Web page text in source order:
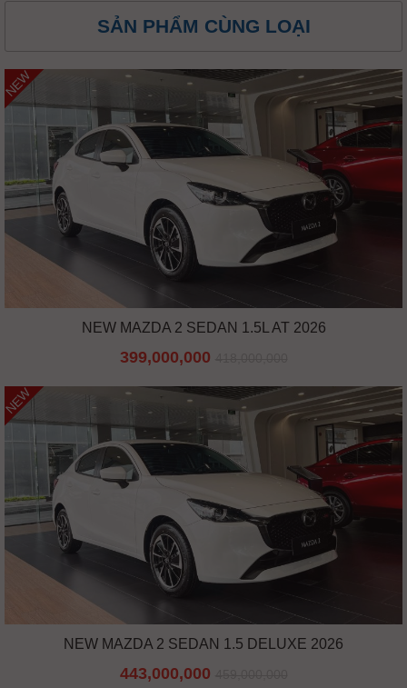
SẢN PHẨM CÙNG LOẠI
NEW
NEW MAZDA 2 SEDAN 1.5L AT 2026
399,000,000
NEW
NEW MAZDA 2 SEDAN 1.5 DELUXE 2026
443,000,000